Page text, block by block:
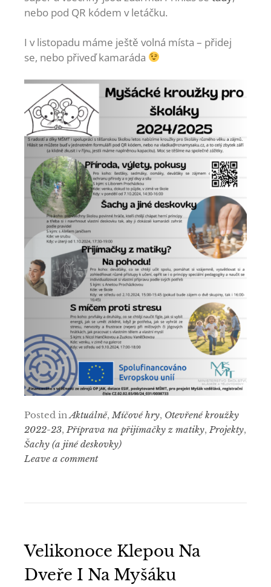
nebo pod QR kódem v letáčku.
I v listopadu máme ještě volná místa – přidej
se, nebo přiveď kamaráda
Posted in Aktuálně, Míčové hry, Otevřené kroužky
2022-23, Příprava na přijímačky z matiky, Projekty,
Šachy (a jiné deskovky)
Leave a comment
Velikonoce Klepou Na
Dveře I Na Myšáku